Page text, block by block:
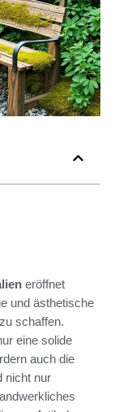
eröffnet
und ästhetische
schaffen.
eine solide
auch die
nicht nur